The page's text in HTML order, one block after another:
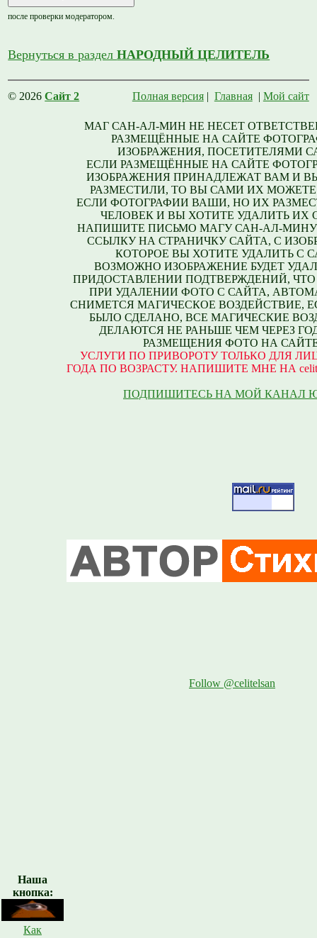
после проверки модератором.
Вернуться в разделНАРОДНЫЙ ЦЕЛИТЕЛЬ
© 2026Сайт 2 Полная версия| Главная| Мой сайт
Наша
кнопка:
Как
МАГ САН-АЛ-МИН НЕ НЕСЕТ
РАЗМЕЩЁННЫЕ НА САЙТЕ
ИЗОБРАЖЕНИЯ, ПОСЕТИТЕЛЯМИ
ЕСЛИ РАЗМЕЩЁННЫЕ НА САЙТЕ
ИЗОБРАЖЕНИЯ ПРИНАДЛЕЖАТ ВАМ И
РАЗМЕСТИЛИ, ТО ВЫ САМИ ИХ МОЖЕТЕ
ЕСЛИ ФОТОГРАФИИ ВАШИ, НО ИХ
ЧЕЛОВЕК И ВЫ ХОТИТЕ УДАЛИТЬ ИХ
НАПИШИТЕ ПИСЬМО МАГУ САН-АЛ-
ССЫЛКУ НА СТРАНИЧКУ САЙТА, С
КОТОРОЕ ВЫ ХОТИТЕ УДАЛИТЬ С
ВОЗМОЖНО ИЗОБРАЖЕНИЕ БУДЕТ
ПРИДОСТАВЛЕНИИ ПОДТВЕРЖДЕНИЙ,
ПРИ УДАЛЕНИИ ФОТО С САЙТА,
СНИМЕТСЯ МАГИЧЕСКОЕ ВОЗДЕЙСТВИЕ,
БЫЛО СДЕЛАНО, ВСЕ МАГИЧЕСКИЕ
ДЕЛАЮТСЯ НЕ РАНЬШЕ ЧЕМ ЧЕРЕЗ
РАЗМЕЩЕНИЯ ФОТО НА
УСЛУГИ ПО ПРИВОРОТУ ТОЛЬКО ДЛЯ
ГОДА ПО ВОЗРАСТУ. НАПИШИТЕ МНЕ НА
ПОДПИШИТЕСЬ НА МОЙ КАНАЛ
Follow @celitelsan